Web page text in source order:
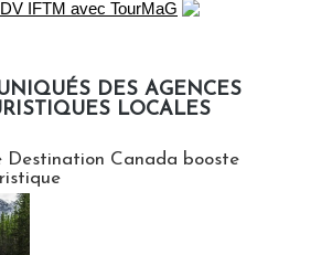
DES AGENCES
LOCALES
Destination Canada booste